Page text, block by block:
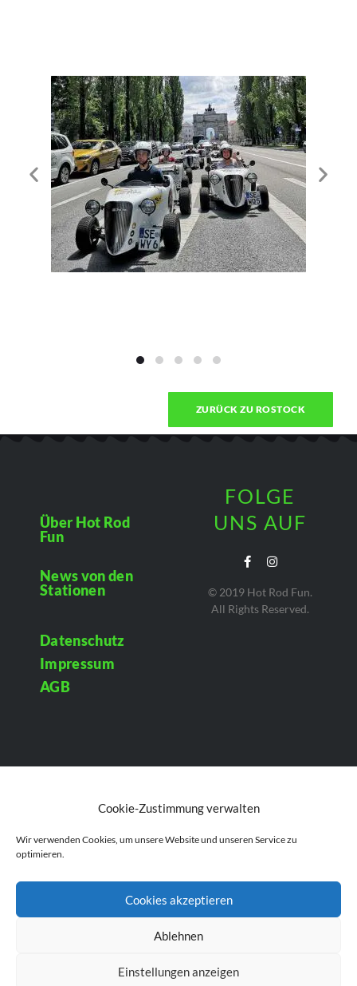
Cookie-Zustimmung verwalten
Wir verwenden Cookies, um unsere Website und unseren Service zu
optimieren.
Cookies akzeptieren
Ablehnen
Einstellungen anzeigen
ZURÜCK ZU ROSTOCK
Über Hot Rod
Fun
News von den
Stationen
FOLGE
UNS AUF
© 2019 Hot Rod Fun.
All Rights Reserved.
Datenschutz
Impressum
AGB